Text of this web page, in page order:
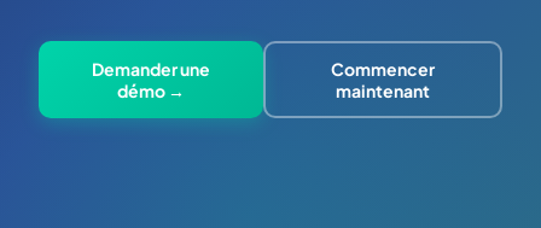
Demander une
démo →
Commencer
maintenant